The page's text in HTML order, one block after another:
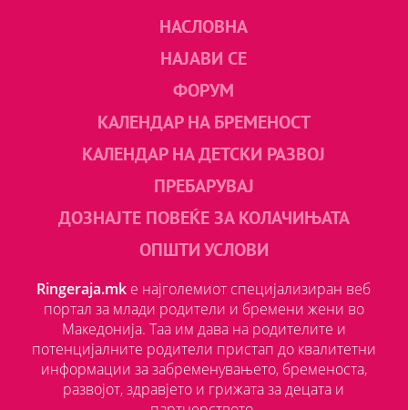
НАСЛОВНА
НАЈАВИ СЕ
ФОРУМ
КАЛЕНДАР НА БРЕМЕНОСТ
КАЛЕНДАР НА ДЕТСКИ РАЗВОЈ
ПРЕБАРУВАЈ
ДОЗНАЈТЕ ПОВЕЌЕ ЗА КОЛАЧИЊАТА
ОПШТИ УСЛОВИ
Ringeraja.mk е најголемиот специјализиран веб
портал за млади родители и бремени жени во
Македонија. Таа им дава на родителите и
потенцијалните родители пристап до квалитетни
информации за забременувањето, бременоста,
развојот, здравјето и грижата за децата и